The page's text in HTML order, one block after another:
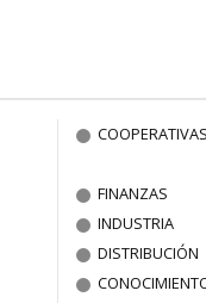
COOPERATIVAS
FINANZAS
INDUSTRIA
DISTRIBUCIÓN